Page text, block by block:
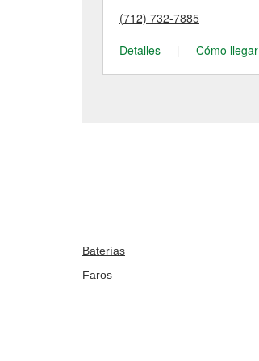
(712) 732-7885
Detalles
| Cómo llegar
Baterías
Faros